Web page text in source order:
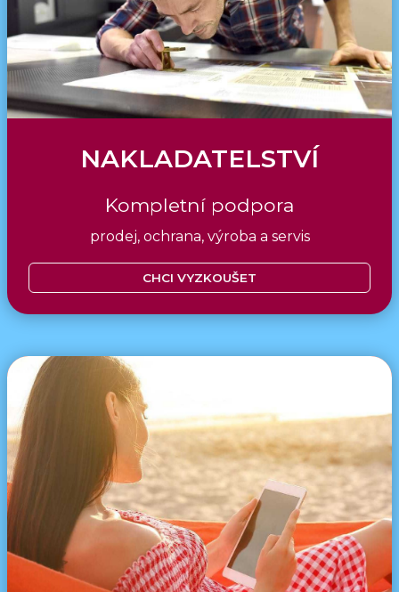
NAKLADATELSTVÍ
Kompletní podpora
prodej, ochrana, výroba a servis
CHCI VYZKOUŠET